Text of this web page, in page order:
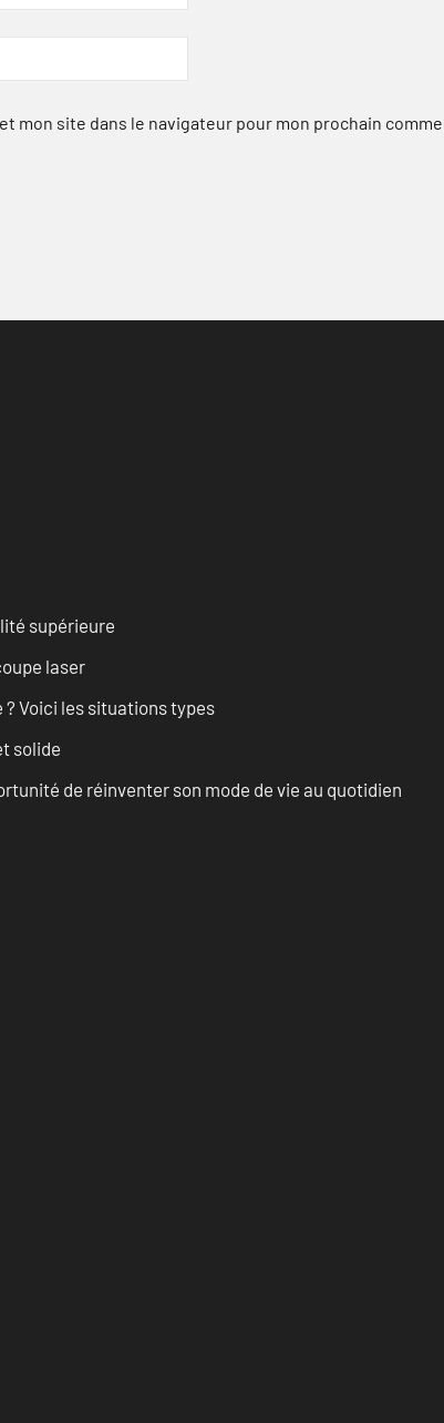
mon site dans le navigateur pour mon prochain
supérieure
laser
Voici les situations types
solide
de réinventer son mode de vie au quotidien